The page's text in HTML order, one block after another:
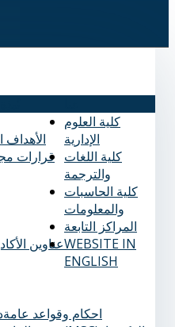
الأهداف
قرارات
عناوين
كلية العلوم
الإدارية
احكام وقواعد عامة
كلية اللغات
والترجمة
كلية الحاسبات
والمعلومات
المراكز التابعة
WEBSITE IN
ENGLISH